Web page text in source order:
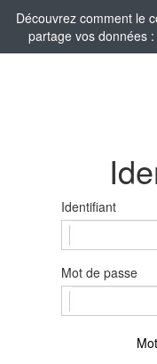
Découvrez comment le
partage vos données :
Identifiant
Mot de passe